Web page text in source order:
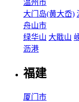
温州市
大门岛(黄大岙)
舟山市
绿华山 大戢山
沥港
福建
厦门市